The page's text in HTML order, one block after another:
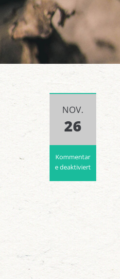
NOV.
26
Kommentar
e deaktiviert